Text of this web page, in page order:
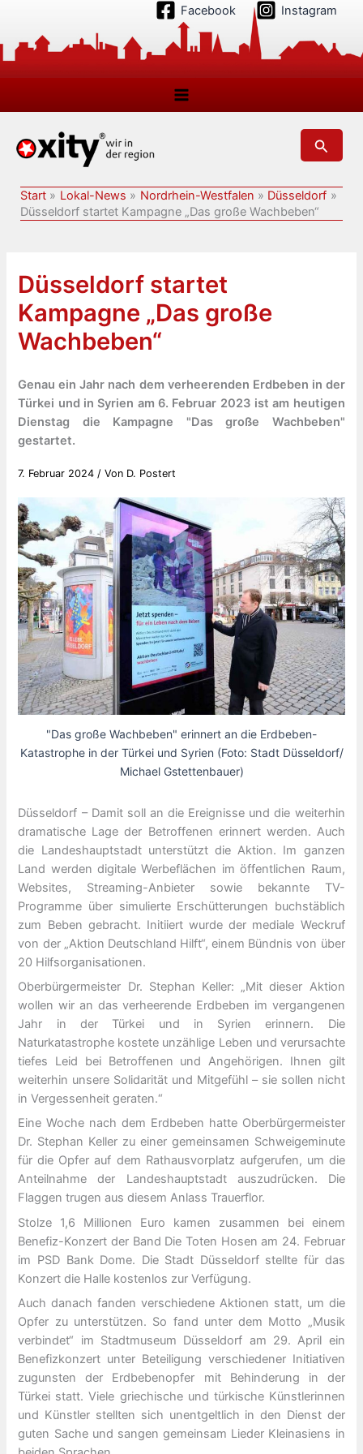
springen
Facebook Instagram
Suchen
Start Lokal-News Nordrhein-Westfalen
Düsseldorf
Düsseldorf startet Kampagne „Das große Wachbeben“
Düsseldorf startet
Kampagne „Das große
Wachbeben“
Genau ein Jahr nach dem verheerenden Erdbeben in der
Türkei und in Syrien am 6. Februar 2023 ist am heutigen
Dienstag die Kampagne "Das große Wachbeben"
gestartet.
7. Februar 2024 / Von D. Postert
"Das große Wachbeben" erinnert an die Erdbeben-
Katastrophe in der Türkei und Syrien (Foto: Stadt Düsseldorf/
Michael Gstettenbauer)
Düsseldorf – Damit soll an die Ereignisse und die weiterhin
dramatische Lage der Betroffenen erinnert werden. Auch
die Landeshauptstadt unterstützt die Aktion. Im ganzen
Land werden digitale Werbeflächen im öffentlichen Raum,
Websites, Streaming-Anbieter sowie bekannte TV-
Programme über simulierte Erschütterungen buchstäblich
zum Beben gebracht. Initiiert wurde der mediale Weckruf
von der „Aktion Deutschland Hilft“, einem Bündnis von über
20 Hilfsorganisationen.
Oberbürgermeister Dr. Stephan Keller: „Mit dieser Aktion
wollen wir an das verheerende Erdbeben im vergangenen
Jahr in der Türkei und in Syrien erinnern. Die
Naturkatastrophe kostete unzählige Leben und verursachte
tiefes Leid bei Betroffenen und Angehörigen. Ihnen gilt
weiterhin unsere Solidarität und Mitgefühl – sie sollen nicht
in Vergessenheit geraten.“
Eine Woche nach dem Erdbeben hatte Oberbürgermeister
Dr. Stephan Keller zu einer gemeinsamen Schweigeminute
für die Opfer auf dem Rathausvorplatz aufgerufen, um die
Anteilnahme der Landeshauptstadt auszudrücken. Die
Flaggen trugen aus diesem Anlass Trauerflor.
Stolze 1,6 Millionen Euro kamen zusammen bei einem
Benefiz-Konzert der Band Die Toten Hosen am 24. Februar
im PSD Bank Dome. Die Stadt Düsseldorf stellte für das
Konzert die Halle kostenlos zur Verfügung.
Auch danach fanden verschiedene Aktionen statt, um die
Opfer zu unterstützen. So fand unter dem Motto „Musik
verbindet“ im Stadtmuseum Düsseldorf am 29. April ein
Benefizkonzert unter Beteiligung verschiedener Initiativen
zugunsten der Erdbebenopfer mit Behinderung in der
Türkei statt. Viele griechische und türkische Künstlerinnen
und Künstler stellten sich unentgeltlich in den Dienst der
guten Sache und sangen gemeinsam Lieder Kleinasiens in